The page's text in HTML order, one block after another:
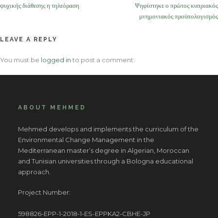
ψυχικής διάθεσης η τηλεόραση
Ψηφίστηκε ο πρώτος κυπριακός
μνημονιακός προϋπολογισμός
LEAVE A REPLY
You must be logged in to post a comment.
ABOUT MEHMED
Mehmed develops and implements the curriculum of the
Environmental Change Management in the
Mediterranean master’s degree in Algerian, Moroccan
and Tunisian universities through a Bologna educational
approach.
Project Number:
598826-EPP-1-2018-1-ES-EPPKA2-CBHE-JP